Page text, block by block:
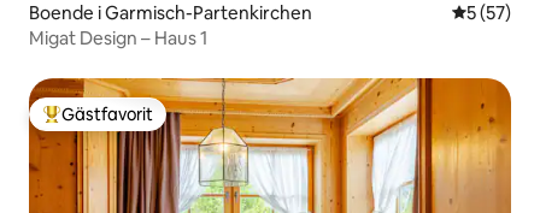
Boende i Garmisch-Partenkirchen 5 av 5 i
5 (57)
Migat Design – Haus 1
Populär gästfavorit
Gästfavorit